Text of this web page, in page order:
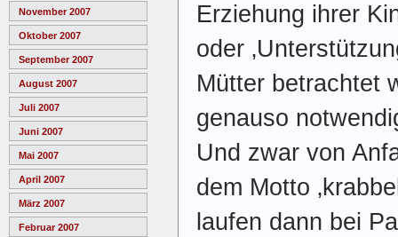
November 2007
Oktober 2007
September 2007
August 2007
Juli 2007
Juni 2007
Mai 2007
April 2007
März 2007
Februar 2007
Erziehung ihrer
oder
Mütter betrachtet
genauso
Und zwar von
dem Motto
laufen dann bei